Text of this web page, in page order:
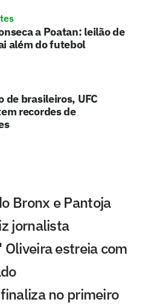
a Poatan: leilão de
além do futebol
de brasileiros, UFC
recordes de
Bronx e Pantoja
jornalista
Oliveira estreia com
no primeiro